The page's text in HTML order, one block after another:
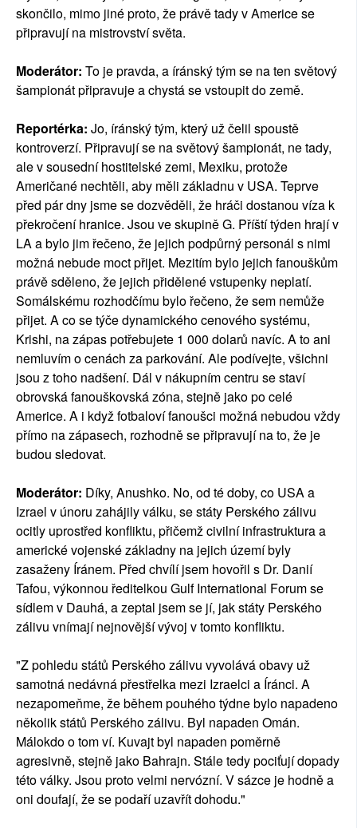
skončilo, mimo jiné proto, že právě tady v Americe se
připravují na mistrovství světa.
Moderátor: To je pravda, a íránský tým se na ten světový
šampionát připravuje a chystá se vstoupit do země.
Reportérka: Jo, íránský tým, který už čelil spoustě
kontroverzí. Připravují se na světový šampionát, ne tady,
ale v sousední hostitelské zemi, Mexiku, protože
Američané nechtěli, aby měli základnu v USA. Teprve
před pár dny jsme se dozvěděli, že hráči dostanou víza k
překročení hranice. Jsou ve skupině G. Příští týden hrají v
LA a bylo jim řečeno, že jejich podpůrný personál s nimi
možná nebude moct přijet. Mezitím bylo jejich fanouškům
právě sděleno, že jejich přidělené vstupenky neplatí.
Somálskému rozhodčímu bylo řečeno, že sem nemůže
přijet. A co se týče dynamického cenového systému,
Krishi, na zápas potřebujete 1 000 dolarů navíc. A to ani
nemluvím o cenách za parkování. Ale podívejte, všichni
jsou z toho nadšení. Dál v nákupním centru se staví
obrovská fanouškovská zóna, stejně jako po celé
Americe. A i když fotbaloví fanoušci možná nebudou vždy
přímo na zápasech, rozhodně se připravují na to, že je
budou sledovat.
Moderátor: Díky, Anushko. No, od té doby, co USA a
Izrael v únoru zahájily válku, se státy Perského zálivu
ocitly uprostřed konfliktu, přičemž civilní infrastruktura a
americké vojenské základny na jejich území byly
zasaženy Íránem. Před chvílí jsem hovořil s Dr. Danií
Tafou, výkonnou ředitelkou Gulf International Forum se
sídlem v Dauhá, a zeptal jsem se jí, jak státy Perského
zálivu vnímají nejnovější vývoj v tomto konfliktu.
"Z pohledu států Perského zálivu vyvolává obavy už
samotná nedávná přestřelka mezi Izraelci a Íránci. A
nezapomeňme, že během pouhého týdne bylo napadeno
několik států Perského zálivu. Byl napaden Omán.
Málokdo o tom ví. Kuvajt byl napaden poměrně
agresivně, stejně jako Bahrajn. Stále tedy pociťují dopady
této války. Jsou proto velmi nervózní. V sázce je hodně a
oni doufají, že se podaří uzavřít dohodu."